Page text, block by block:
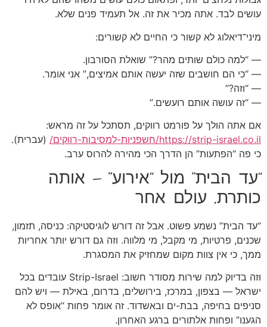
עושים לבד. אתה מכיר את זה. אל תעמיד פנים שלא.
מיני־דיאלוג לא קשור כי החיים לא קשורים:
— “למה כולם שותים מהר?” שואלת הסורבון.
— “כי הם חושבים שזה יעשה אותם אמיצים,” אני אומר.
— “וזה?”
— “זה עושה אותם רועשים.”
אם אתה הולך על פורמט רווקים, תסתכל על זה מראש:
https://strip-israel.co.il/חשפניות-למסיבות-רווקים/
(עברית).
כי פה “הפתעות” הן הדרך הכי מהירה להרוס ערב.
“עד הבית” מול “אירוע” — אותה
כותרת, עולם אחר
“עד הבית” נשמע פשוט. אבל זה דורש לוגיסטיקה: כניסה, תזמון,
שכנים, פרטיות, מי מקבל, מי מלווה. וזה גם דורש יותר אחריות
ממך, כי אין צוות מקום שמחזיק את המסגרת.
וזה בדיוק למה שירות מסודר חשוב: Strip-Israel עובדים בכל
ישראל — בצפון, במרכז, בירושלים, בדרום, באילת — ויש להם
סניפים בחיפה, בבת-ים ובאשדוד. זה אומר פחות “אופס לא
הגענו” ופחות אלתורים ברגע האחרון.